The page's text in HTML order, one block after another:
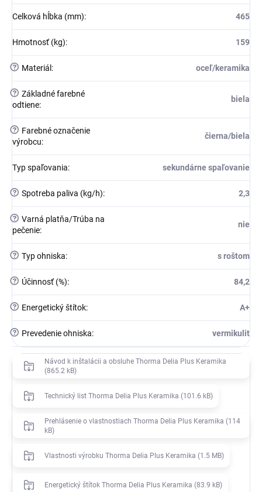
Celková hĺbka (mm): 465
Hmotnosť (kg): 159
? Materiál : oceľ/keramika
? Základné farebné
odtiene:
biela
?
Farebné označenie
výrobcu:
čierna/biela
Typ spaľovania: sekundárne spaľovanie
? Spotreba paliva (kg/h): 2,3
? Varná platňa/Trúba na
pečenie:
nie
? Typ ohniska: s roštom
? Účinnosť (%): 84,2
? Energetický štítok: A+
? Prevedenie ohniska: vermikulit
Návod k inštalácii a obsluhe Thorma Delia Plus Keramika
(865.2 kB)
Technický list Thorma Delia Plus Keramika (101.6 kB)
Prehlásenie o vlastnostiach Thorma Delia Plus Keramika (114
kB)
Vlastnosti výrobku Thorma Delia Plus Keramika (1.5 MB)
Energetický štítok Thorma Delia Plus Keramika (83.9 kB)